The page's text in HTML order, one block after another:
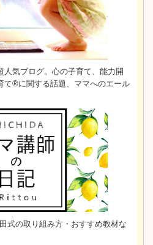
気ブログ。心の子育て、能力開
て®に関する話題、ママへのエール
式の取り組み方・おすすめ教材な